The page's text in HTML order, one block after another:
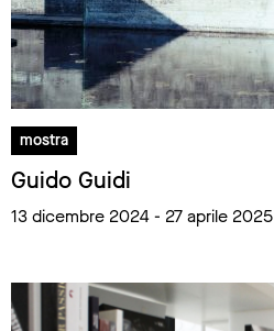
mostra
Guido Guidi
13 dicembre 2024 - 27 aprile 2025